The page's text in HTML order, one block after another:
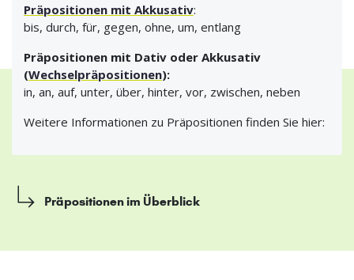
Präpositionen mit Akkusativ:
bis, durch, für, gegen, ohne, um, entlang
Präpositionen mit Dativ oder Akkusativ
(Wechselpräpositionen):
in, an, auf, unter, über, hinter, vor, zwischen, neben
Weitere Informationen zu Präpositionen finden Sie hier:
Präpositionen im Überblick